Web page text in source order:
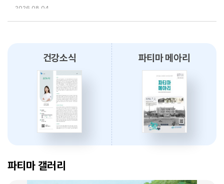
암 표적치료 - 대구파티마병원 병리과 변정섭 과장
2026. 01. 07
2026.08.04
대구파티마병원, 동부도서관에서 '우리 아이 발달 체크리스트' 건강강좌
2026.08.03
대구파티마병원, 개원 70주년 기념 『미션, 파티마에서 빛나다』 발간
축하식 개최
2026.07.31
대구광역시간호사회와 함께 개원 70주년 기념 커피부스 운영
대구파티마병원, 진단검사의학과 리모델링 축복식 개최
건강소식 파티마 메아리
파티마 갤러리